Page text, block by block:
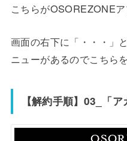
こちらがOSOREZONEア
画面の右下に「・・・」
ニューがあるのでこちら
【解約手順】03_「